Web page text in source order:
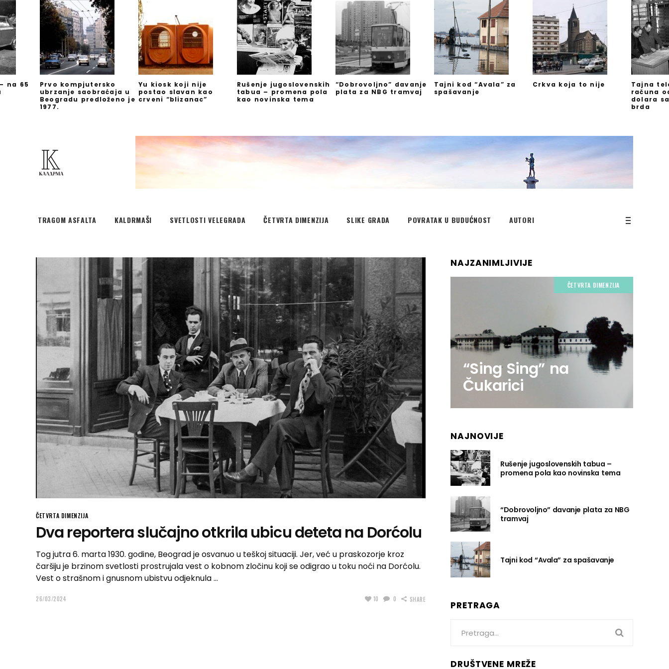
na 65
Prvo kompjutersko
ubrzanje saobraćaja u
Beogradu predloženo je
1977.
Yu kiosk koji nije
postao slavan kao
crveni “blizanac”
Rušenje jugoslovenskih
tabua – promena pola
kao novinska tema
“Dobrovoljno” davanje
plata za NBG tramvaj
Tajni kod “Avala” za
spašavanje
Crkva koja to nije
Tajna
računa
dolara
brda
TRAGOM ASFALTA KALDRMAŠI SVETLOSTI VELEGRADA ČETVRTA DIMENZIJA SLIKE GRADA POVRATAK U BUDUĆNOST AUTORI
ČETVRTA DIMENZIJA
Dva reportera slučajno otkrila ubicu deteta na Dorćolu
Tog jutra 6. marta 1930. godine, Beograd je osvanuo u teškoj situaciji. Jer, već u praskozorje kroz
čaršiju je brzinom svetlosti prostrujala vest o kobnom zločinu koji se odigrao u toku noći na Dorćolu.
Vest o strašnom i gnusnom ubistvu odjeknula
26/03/2024 10 0 SHARE
NAJZANIMLJIVIJE
ČETVRTA DIMENZIJA
“Sing Sing” na
Čukarici
NAJNOVIJE
Rušenje jugoslovenskih tabua –
promena pola kao novinska tema
“Dobrovoljno” davanje plata za NBG
tramvaj
Tajni kod “Avala” za spašavanje
PRETRAGA
for:
DRUŠTVENE MREŽE